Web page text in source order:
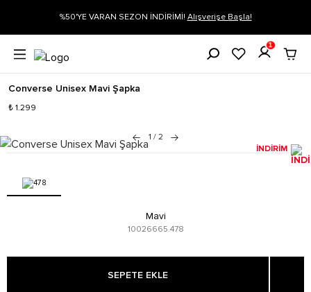
Alışverişe Başla! Siparişin 1-3 iş günü içerisinde kargoya
1
Converse Unisex Mavi Şapka
₺ 1.299
1 / 2
İNDİRİM
Mavi
10026665.478
SEPETE EKLE